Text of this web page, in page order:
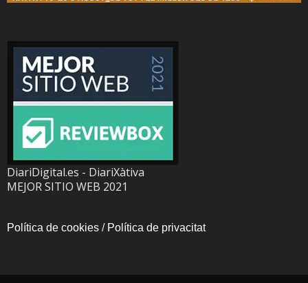
DiariDigital.es - DiariXàtiva
MEJOR SITIO WEB 2021
Política de cookies / Política de privacitat